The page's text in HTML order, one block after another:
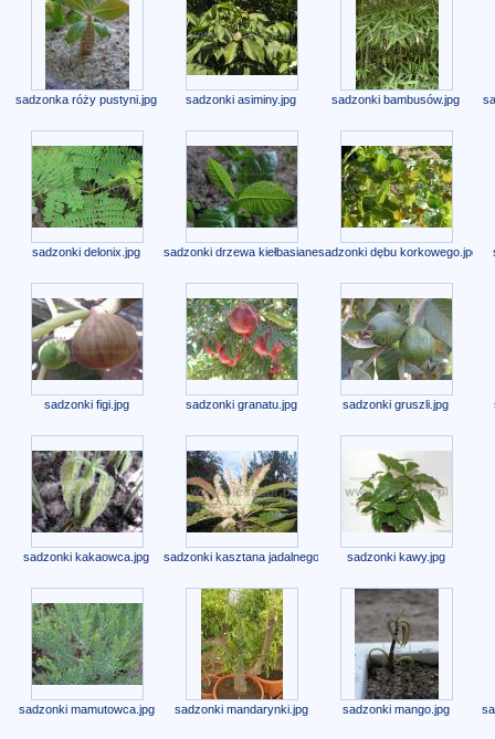
sadzonka róży pustyni.jpg sadzonki asiminy.jpg sadzonki bambusów.jpg
sadzonki delonix.jpg sadzonki drzewa kiełbasianego.jpgsadzonki dębu korkowego.jpg
sadzonki figi.jpg sadzonki granatu.jpg sadzonki gruszli.jpg
sadzonki kakaowca.jpg sadzonki kasztana jadalnego.jpg sadzonki kawy.jpg
sadzonki mamutowca.jpg sadzonki mandarynki.jpg sadzonki mango.jpg